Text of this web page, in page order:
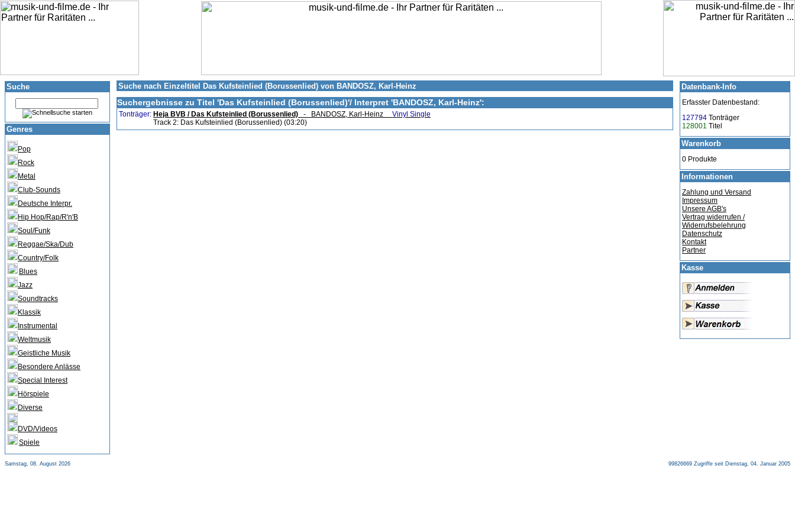
Suche
Genres
Pop
Rock
Metal
Club-Sounds
Deutsche Interpr.
Hip Hop/Rap/R'n'B
Soul/Funk
Reggae/Ska/Dub
Country/Folk
Blues
Jazz
Soundtracks
Klassik
Instrumental
Weltmusik
Geistliche Musik
Besondere Anlässe
Special Interest
Hörspiele
Diverse
DVD/Videos
Spiele
Suche nach Einzeltitel Das Kufsteinlied (Borussenlied) von BANDOSZ, Karl-Heinz
Suchergebnisse zu Titel 'Das Kufsteinlied (Borussenlied)'/ Interpret 'BANDOSZ, Karl-Heinz':
Tonträger: Heja BVB / Das Kufsteinlied (Borussenlied) - BANDOSZ, Karl-Heinz Vinyl Single
Track 2: Das Kufsteinlied (Borussenlied) (03:20)
Datenbank-Info
Erfasster Datenbestand:
127794 Tonträger
128001 Titel
Warenkorb
0 Produkte
Informationen
Zahlung und Versand
Impressum
Unsere AGB's
Vertrag widerrufen /
Widerrufsbelehrung
Datenschutz
Kontakt
Partner
Kasse
Samstag, 08. August 2026 99826669 Zugriffe seit Dienstag, 04. Januar 2005